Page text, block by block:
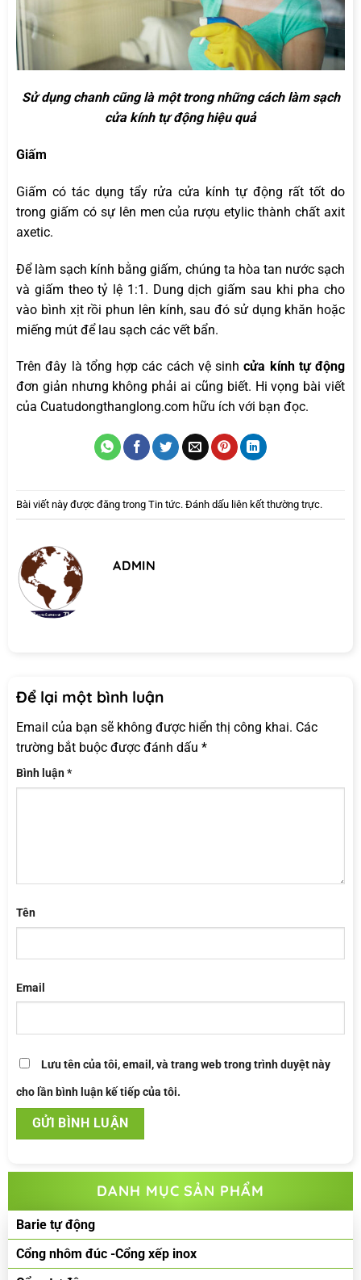
Sử dụng chanh cũng là một trong những cách làm sạch
cửa kính tự động hiệu quả
Giấm
Giấm có tác dụng tẩy rửa cửa kính tự động rất tốt do
trong giấm có sự lên men của rượu etylic thành chất axit
axetic.
Để làm sạch kính bằng giấm, chúng ta hòa tan nước sạch
và giấm theo tỷ lệ 1:1. Dung dịch giấm sau khi pha cho
vào bình xịt rồi phun lên kính, sau đó sử dụng khăn hoặc
miếng mút để lau sạch các vết bẩn.
Trên đây là tổng hợp các cách vệ sinhcửa kính tự động
đơn giản nhưng không phải ai cũng biết. Hi vọng bài viết
của Cuatudongthanglong.com hữu ích với bạn đọc.
Bài viết này được đăng trong Tin tức. Đánh dấu liên kết thường trực.
ADMIN
Để lại một bình luận
Email của bạn sẽ không được hiển thị công khai. Các
trường bắt buộc được đánh dấu *
Bình luận*
Tên
Email
Lưu tên của tôi, email, và trang web trong trình duyệt này
cho lần bình luận kế tiếp của tôi.
DANH MỤC SẢN PHẨM
Barie tự động
Cổng nhôm đúc -Cổng xếp inox